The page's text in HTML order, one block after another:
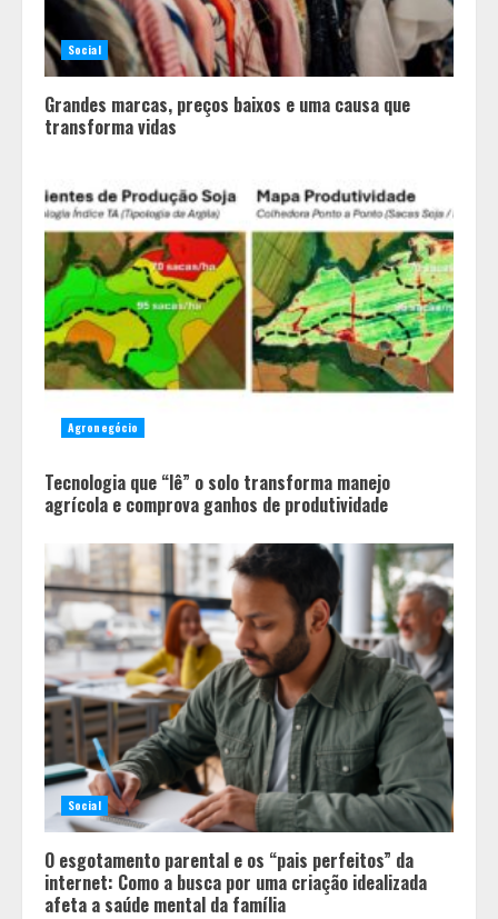
Social
Grandes marcas, preços baixos e uma causa que
transforma vidas
Agronegócio
Tecnologia que “lê” o solo transforma manejo
agrícola e comprova ganhos de produtividade
Social
O esgotamento parental e os “pais perfeitos” da
internet: Como a busca por uma criação idealizada
afeta a saúde mental da família